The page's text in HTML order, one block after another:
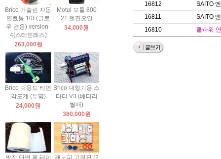
Brico 가솔린 자동
연료통 10L(글로
우 겸용) version-
4(스테인레스)
263,000원
Motul 모튤 800
2T 엔진오일
34,000원
Brico 다용도 타면
각도계 (투명)
24,000원
Brico 대형기용 스
타터 V3 (배터리
별매)
380,000원
방진 단면 폼 테이
캐노피 고정핀 (2
16812
SAITO
16811
SAITO
16810
쿨파워